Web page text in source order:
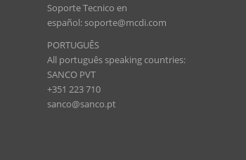
Soporte Tecnico en
español: soporte@mcdi.com
PORTUGUÊS
All português speaking countries:
SANCO PVT
+351 223 710
sanco@sanco.pt